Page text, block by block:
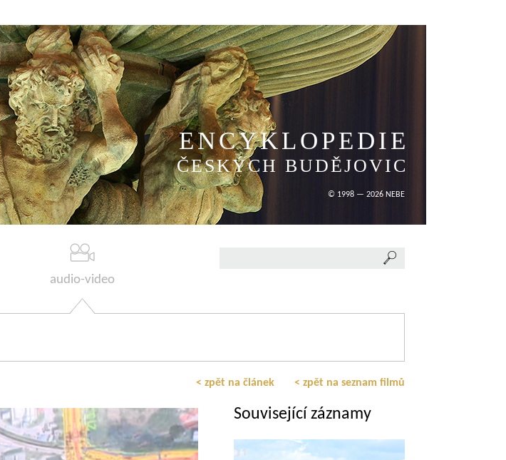
ENCYKLOPEDIE
ČESKÝCH BUDĚJOVIC
© 1998 — 2026 NEBE
audio-video
< zpět na článek < zpět na seznam filmů
Související záznamy